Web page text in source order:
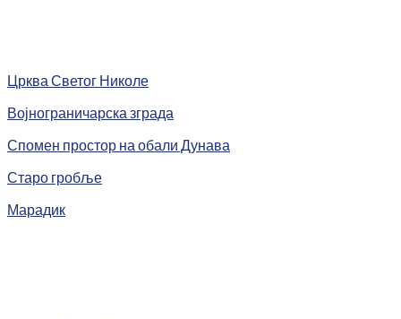
Црква Светог Николе
Војнограничарска зграда
Спомен простор на обали Дунава
Старо гробље
Марадик